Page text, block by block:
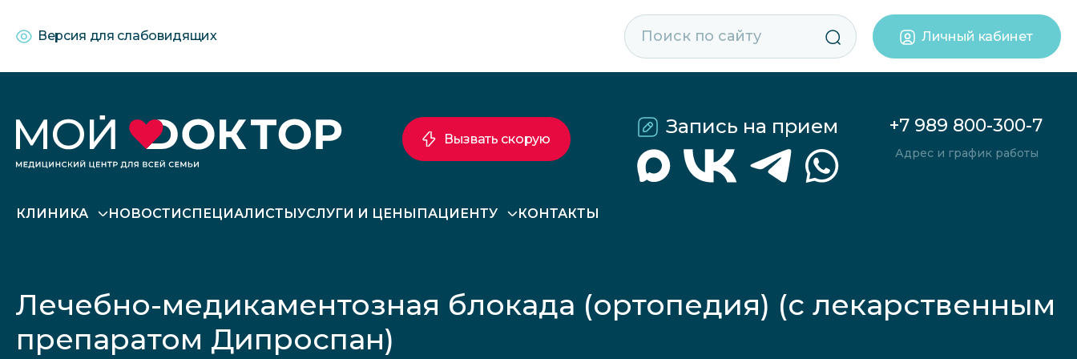
Версия для слабовидящих Личный кабинет
Запись на прием +7 989 800-300-7
Адрес и график работы
КЛИНИКА НОВОСТИСПЕЦИАЛИСТЫУСЛУГИ И ЦЕНЫ ПАЦИЕНТУ КОНТАКТЫ
Вызвать скорую
Лечебно-медикаментозная блокада (ортопедия) (с лекарственным
препаратом Дипроспан)